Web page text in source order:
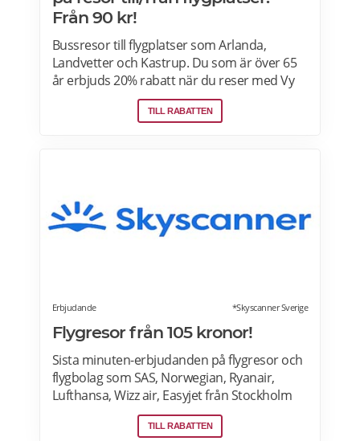
Från 90 kr!
Bussresor till flygplatser som Arlanda,
Landvetter och Kastrup. Du som är över 65
år erbjuds 20% rabatt när du reser med Vy
Bus4You och Vy express. Välj kategori senior
i samband med biljettbokning och biljetten
pensionärsrabatter hos VY här.
TILL RABATTEN
Erbjudande *Skyscanner Sverige
Flygresor från 105 kronor!
Sista minuten-erbjudanden på flygresor och
flygbolag som SAS, Norwegian, Ryanair,
Lufthansa, Wizz air, Easyjet från Stockholm
Arlanda, Bromma och Skavsta flygplatser,
Göteborg Landvetter, Malmö, Köpenhamn
TILL RABATTEN